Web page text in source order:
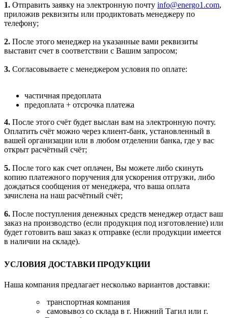
1. Отправить заявку на электронную почту info@energo1.com,
приложив реквизиты или продиктовать менеджеру по
телефону;
2. После этого менеджер на указанные вами реквизиты
выставит счет в соответствии с Вашим запросом;
3. Согласовываете с менеджером условия по оплате:
частичная предоплата
предоплата + отсрочка платежа
4. После этого счёт будет выслан вам на электронную почту.
Оплатить счёт можно через клиент-банк, установленный в
вашей организации или в любом отделении банка, где у вас
открыт расчётный счёт;
5. После того как счет оплачен, Вы можете либо скинуть
копию платежного поручения для ускорения отгрузки, либо
дождаться сообщения от менеджера, что ваша оплата
зачислена на наш расчётный счёт;
6. После поступления денежных средств менеджер отдаст ваш
заказ на производство (если продукция под изготовление) или
будет готовить ваш заказ к отправке (если продукции имеется
в наличии на складе).
УСЛОВИЯ ДОСТАВКИ ПРОДУКЦИИ
Наша компания предлагает несколько вариантов доставки:
транспортная компания
самовывоз со склада в г. Нижний Тагил или г.